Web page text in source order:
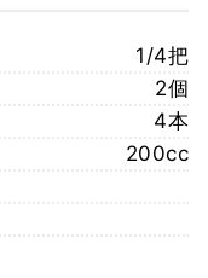
1/4把
2個
4本
200cc